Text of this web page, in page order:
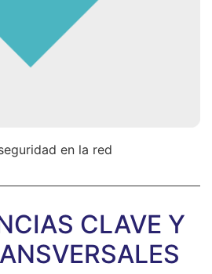
en la red
CLAVE Y